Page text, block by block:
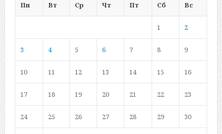
Пн
Вт Ср Чт Пт Сб Вс
1 2
3 4 5 6 7 8 9
10 11 12 13 14 15 16
17 18 19 20 21 22 23
24 25 26 27 28 29 30